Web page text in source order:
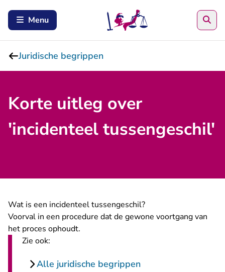
Menu
Juridische begrippen
Korte uitleg over
'incidenteel tussengeschil'
Wat is een incidenteel tussengeschil?
Voorval in een procedure dat de gewone voortgang van
het proces ophoudt.
Zie ook:
Alle juridische begrippen